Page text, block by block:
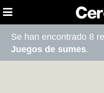
Se han encontrado 8
Juegos de sumes.